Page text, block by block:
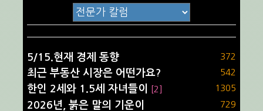
5/15.현재 경제 동향 372
최근 부동산 시장은 어떤가요? 542
한인 2세와 1.5세 자녀들이 [2] 1305
2026년, 붉은 말의 기운이 729